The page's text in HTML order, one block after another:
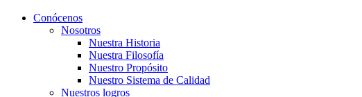
search
Menu
Conócenos
Nosotros
Nuestra Historia
Nuestra Filosofía
Nuestro Propósito
Nuestro Sistema de Calidad
Nuestros logros